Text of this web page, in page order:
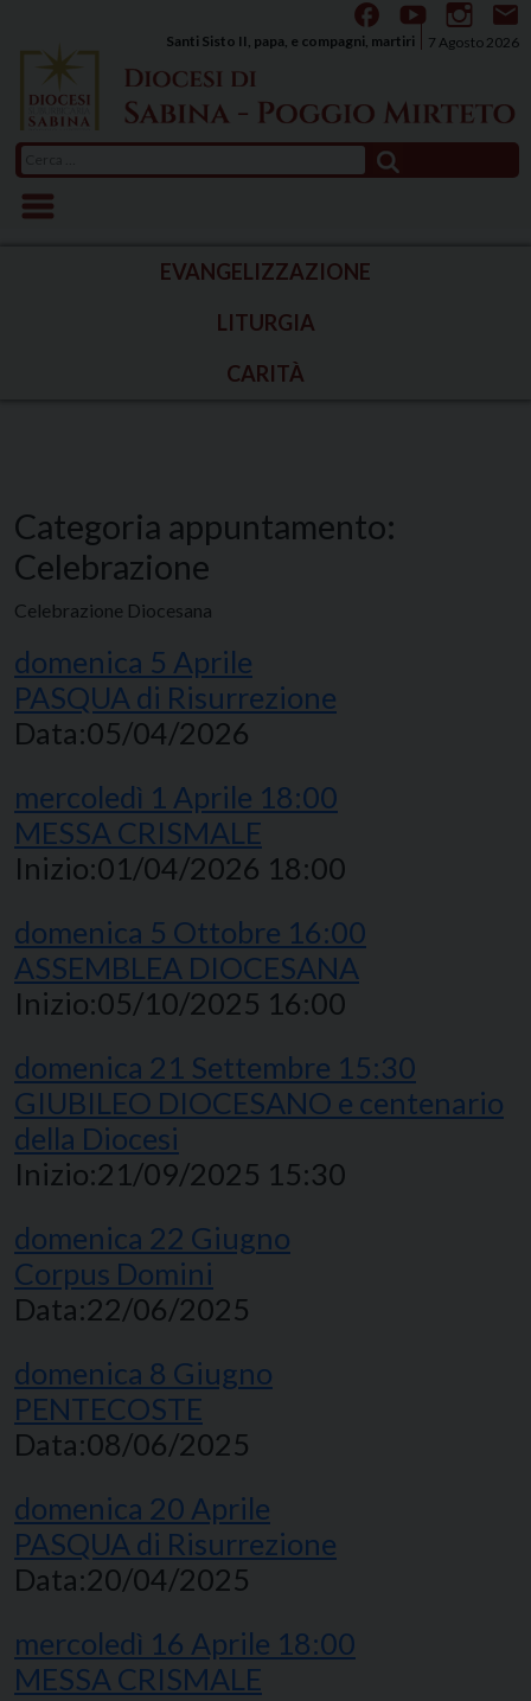
content
7 Agosto 2026
Santi Sisto II, papa, e compagni, martiri
per:
EVANGELIZZAZIONE
LITURGIA
CARITÀ
Categoria appuntamento:
Celebrazione
Celebrazione Diocesana
domenica 5 Aprile
PASQUA di Risurrezione
Data:05/04/2026
mercoledì 1 Aprile 18:00
MESSA CRISMALE
Inizio:01/04/2026 18:00
domenica 5 Ottobre 16:00
ASSEMBLEA DIOCESANA
Inizio:05/10/2025 16:00
domenica 21 Settembre 15:30
GIUBILEO DIOCESANO e centenario
della Diocesi
Inizio:21/09/2025 15:30
domenica 22 Giugno
Corpus Domini
Data:22/06/2025
domenica 8 Giugno
PENTECOSTE
Data:08/06/2025
domenica 20 Aprile
PASQUA di Risurrezione
Data:20/04/2025
mercoledì 16 Aprile 18:00
MESSA CRISMALE